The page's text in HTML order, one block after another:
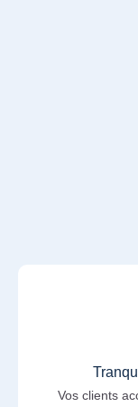
Vos clients